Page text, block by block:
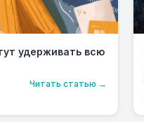
удерживать всю
Читать статью →